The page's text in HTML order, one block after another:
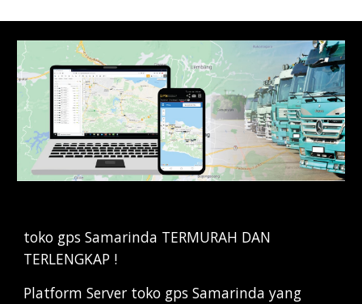
toko gps Samarinda TERMURAH DAN
TERLENGKAP !
Platform Server toko gps Samarinda yang